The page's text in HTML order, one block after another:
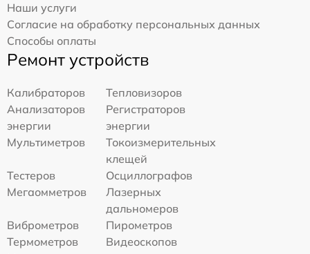
Наши услуги
Согласие на обработку персональных данных
Способы оплаты
Ремонт устройств
Калибраторов
Тепловизоров
Анализаторов
энергии
Регистраторов
энергии
Мультиметров
Токоизмерительных
клещей
Тестеров
Осциллографов
Мегаомметров
Лазерных
дальномеров
Виброметров
Пирометров
Термометров
Видеоскопов